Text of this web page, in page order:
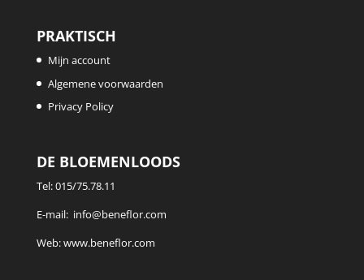
PRAKTISCH
Mijn account
Algemene voorwaarden
Privacy Policy
DE BLOEMENLOODS
Tel:015/75.78.11
E-mail: info@beneflor.com
Web:www.beneflor.com